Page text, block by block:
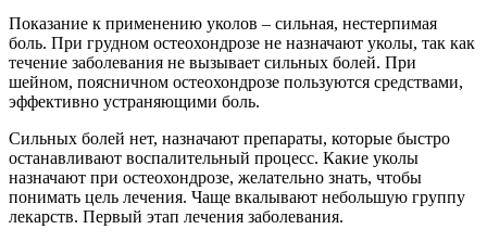
Показание к применению уколов – сильная, нестерпимая
боль. При грудном остеохондрозе не назначают уколы, так как
течение заболевания не вызывает сильных болей. При
шейном, поясничном остеохондрозе пользуются средствами,
эффективно устраняющими боль.
Сильных болей нет, назначают препараты, которые быстро
останавливают воспалительный процесс. Какие уколы
назначают при остеохондрозе, желательно знать, чтобы
понимать цель лечения. Чаще вкалывают небольшую группу
лекарств. Первый этап лечения заболевания.